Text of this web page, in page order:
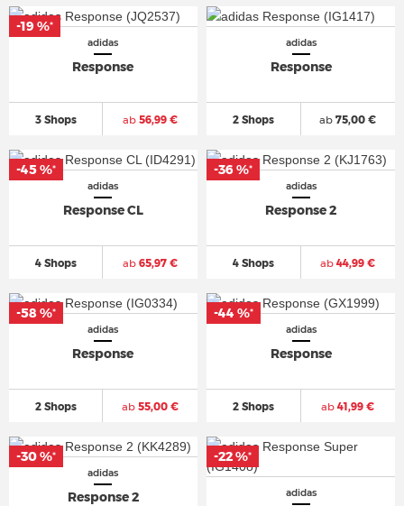
adidas
Response
3 Shops ab56,99 €
-19 %*
adidas
Response
2 Shops ab 75,00 €
adidas
Response CL
4 Shops ab65,97 €
-45 %*
adidas
Response 2
4 Shops ab 44,99 €
-36 %*
adidas
Response
2 Shops ab55,00 €
-58 %*
adidas
Response
2 Shops ab 41,99 €
-44 %*
adidas
Response 2
-30 %*
adidas
-22 %*